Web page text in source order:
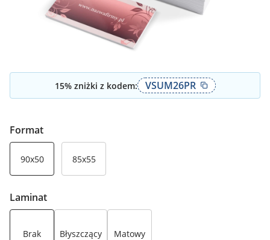
15% zniżki z kodem: VSUM26PR
Format
90x50 85x55
Laminat
Brak Błyszczący Matowy